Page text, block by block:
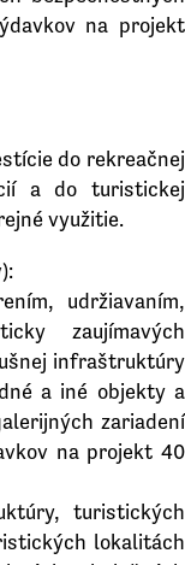
na projekt
do rekreačnej
a do turistickej
využitie.
udržiavaním,
zaujímavých
infraštruktúry
a iné objekty a
zariadení
na projekt 40
turistických
lokalitách